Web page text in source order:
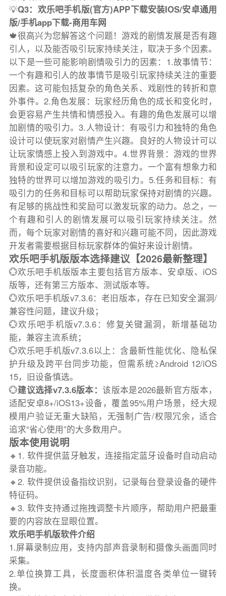
💡Q3：欢乐吧手机版(官方)APP下载安装IOS/安卓通用
版/手机app下载-商用车网
🍁很高兴为您解答这个问题！游戏的剧情发展是否有趣
引人，以及能否吸引玩家持续关注，取决于多个因素。
以下是一些可能影响剧情吸引力的因素：1.故事情节：
一个有趣和引人的故事情节是吸引玩家持续关注的重要
因素。这可能包括复杂的角色关系、戏剧性的转折和意
外事件。2.角色发展：玩家经历角色的成长和变化时，
会更容易产生共情和情感投入。有趣的角色发展可以增
加剧情的吸引力。3.人物设计：有吸引力和独特的角色
设计可以使玩家对剧情产生兴趣。良好的人物设计可以
让玩家情感上投入到游戏中。4.世界背景：游戏的世界
背景和设定可以吸引玩家的注意力。一个富有想象力和
独特的世界可以增加游戏的吸引力。5.任务和目标：有
吸引力的任务和目标可以帮助玩家保持对剧情的兴趣。
有足够的挑战性和奖励可以激发玩家的动力。总之，一
个有趣和引人的剧情发展可以吸引玩家持续关注。然
而，每个玩家对剧情的喜好和兴趣可能不同，因此游戏
开发者需要根据目标玩家群体的偏好来设计剧情。
欢乐吧手机版版本选择建议【2026最新整理】
💮欢乐吧手机版版本主要包括官方版本、安卓版、iOS
版等，还有第三方版本、测试版本等。
💮欢乐吧手机版v7.3.6：老旧版本，存在已知安全漏洞/
兼容性问题，建议升级；
💮欢乐吧手机版v7.3.6：修复关键漏洞，新增基础功
能，兼容主流系统；
💮欢乐吧手机版v7.3.6以上：含最新性能优化、隐私保
护升级及跨平台同步功能，但需系统≥Android 12/iOS
15，旧设备慎选。
💮建议选择v7.3.6版本：该版本是2026最新官方版本，
适配安卓8+/iOS13+设备，覆盖95%用户场景，经大规
模用户验证无重大缺陷，无强制广告/权限冗余，适合
追求“省心使用”的大多数用户。
版本使用说明
🔸1. 软件提供蓝牙触发，连接指定蓝牙设备时自动启动
录音功能。
🔸2. 软件提供设备指纹识别，记录每台登录设备的硬件
特征码。
🔸3. 软件支持通过拖拽调整卡片顺序，帮助用户把最重
要的内容放在显眼位置。
欢乐吧手机版软件介绍
1.屏幕录制应用，支持内部声音录制和摄像头画面同时
采集。
2.单位换算工具，长度面积体积温度各类单位一键转
换。